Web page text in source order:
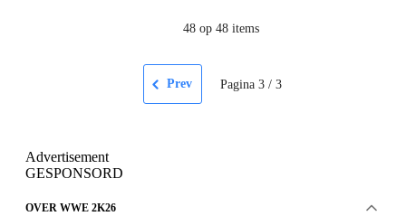
48 op 48 items
Prev Pagina 3/ 3
Advertisement
GESPONSORD
OVER WWE 2K26